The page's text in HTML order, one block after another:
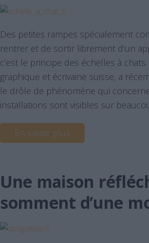
Des petites rampes spécialement
rentrer et de sortir librement d’un
c’est le principe des échelles à
graphique et écrivaine suisse, a
le drôle de phénomène qui
installations sont visibles sur
En savoir plus
Une maison
somment d’une